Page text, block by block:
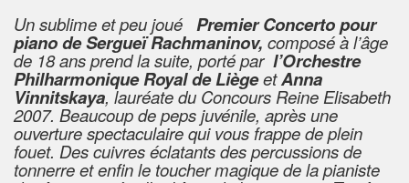
Un sublime et peu joué Premier Concerto pour
piano de Sergueï Rachmaninov, composé à l’âge
de 18 ans prend la suite, porté par l’Orchestre
Philharmonique Royal de LiègeetAnna
Vinnitskaya, lauréate du Concours Reine Elisabeth
2007. Beaucoup de peps juvénile, après une
ouverture spectaculaire qui vous frappe de plein
fouet. Des cuivres éclatants des percussions de
tonnerre et enfin le toucher magique de la pianiste